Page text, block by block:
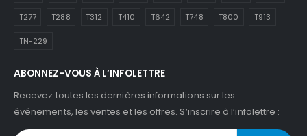
T277 T288 T312 T410 T642 T748 T800 T913
TN-229
ABONNEZ-VOUS À L’INFOLETTRE
Recevez toutes les dernières informations sur les
événements, les ventes et les offres. S’inscrire à l’infolettre :